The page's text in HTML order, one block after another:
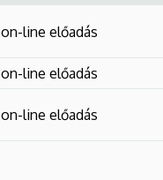
on-line előadás
on-line előadás
on-line előadás